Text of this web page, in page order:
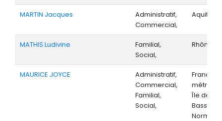
MARTIN Jacques
Administratif,
Commercial,
MATHIS Ludivine
Familial,
Social,
Rhône-
MAURICE JOYCE
Administratif,
Commercial,
Familial,
Social,
France
Île de
Basse-